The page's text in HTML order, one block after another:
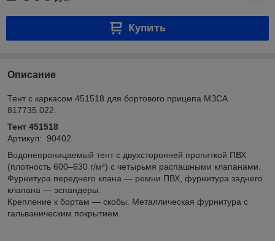
Купить
Описание
Тент с каркасом 451518 для бортового прицепа МЗСА
817735.022.
Тент 451518
Артикул: 90402
Водонепроницаемый тент с двухсторонней пропиткой ПВХ
(плотность 600–630 г/м²) с четырьмя распашными клапанами.
Фурнитура переднего клана — ремни ПВХ, фурнитура заднего
клапана — эспандеры.
Крепление к бортам — скобы. Металлическая фурнитура с
гальваническим покрытием.